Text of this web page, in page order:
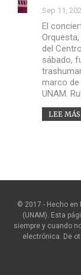
Sep 11,
El
del
sábado,
marco de
UNAM.
LEE
© 2017 - Hecho en
(UNAM). Esta
siempre y cuando
electrónica. De